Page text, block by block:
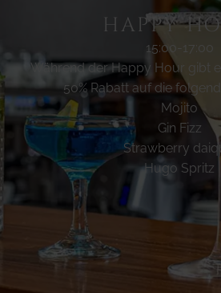
HAPPY
15:00-17:00
Während der Happy Hour gibt
50% Rabatt auf die
Mojito
Gin Fizz
Strawberry
Hugo Spritz